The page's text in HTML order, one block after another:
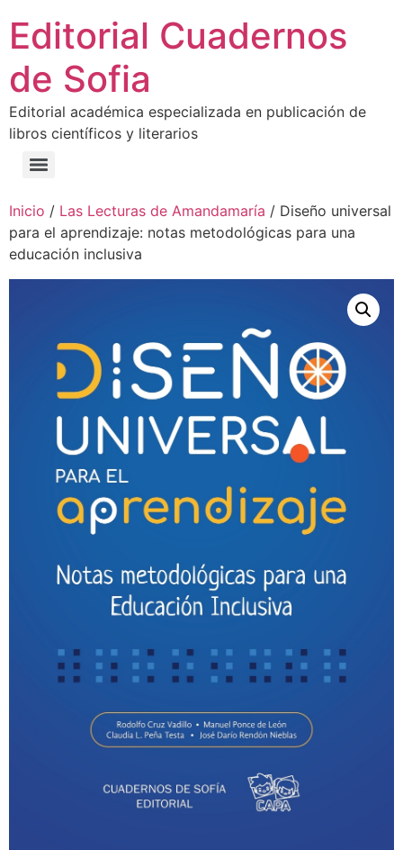
Editorial Cuadernos
de Sofia
Editorial académica especializada en publicación de
libros científicos y literarios
Inicio / Las Lecturas de Amandamaría / Diseño universal
para el aprendizaje: notas metodológicas para una
educación inclusiva